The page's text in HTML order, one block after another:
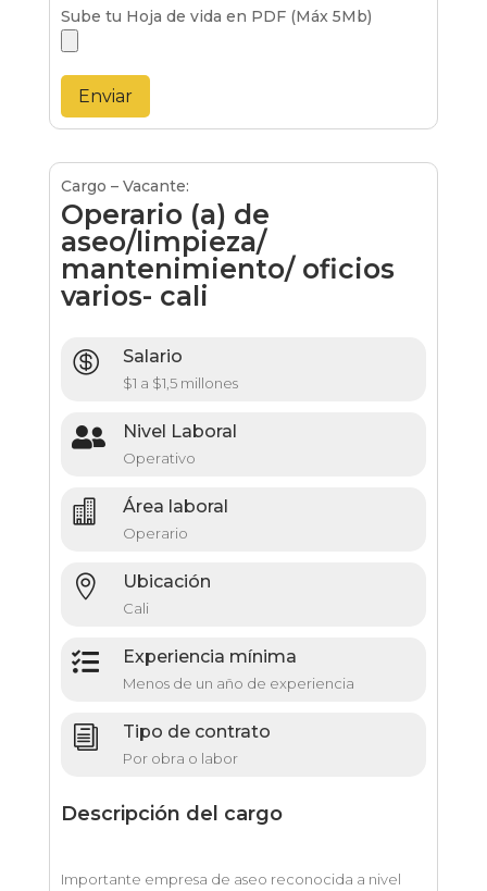
Sube tu Hoja de vida en PDF (Máx 5Mb)
Cargo – Vacante:
Operario (a) de
aseo/limpieza/
mantenimiento/ oficios
varios- cali
 Salario
$1 a $1,5 millones
 Nivel Laboral
Operativo
 Área laboral
Operario
 Ubicación
Cali
 Experiencia mínima
Menos de un año de experiencia
i Tipo de contrato
Por obra o labor
Descripción del cargo
Importante empresa de aseo reconocida a nivel